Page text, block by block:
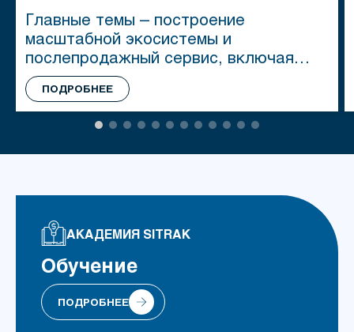
Главные темы – построение
масштабной экосистемы и
послепродажный сервис, включая
решения полного жизненного цикла.
ПОДРОБНЕЕ
1 2 3 4 5 6 7 8 9 10 11 12
АКАДЕМИЯ SITRAK
Обучение
ПОДРОБНЕЕ